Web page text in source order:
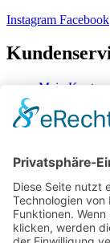
Instagram Facebook
Mein Konto
Zahlung &
Mein Konto
Kontakt
Zahlung &
Vertrag Widerrufen